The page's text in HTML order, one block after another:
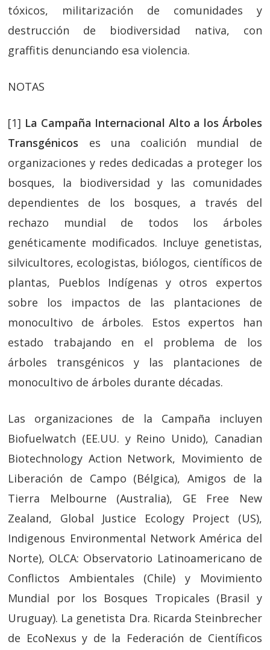
tóxicos, militarización de comunidades y
destrucción de biodiversidad nativa, con
graffitis denunciando esa violencia.
NOTAS
[1] La Campaña Internacional Alto a los Árboles
Transgénicos es una coalición mundial de
organizaciones y redes dedicadas a proteger los
bosques, la biodiversidad y las comunidades
dependientes de los bosques, a través del
rechazo mundial de todos los árboles
genéticamente modificados. Incluye genetistas,
silvicultores, ecologistas, biólogos, científicos de
plantas, Pueblos Indígenas y otros expertos
sobre los impactos de las plantaciones de
monocultivo de árboles. Estos expertos han
estado trabajando en el problema de los
árboles transgénicos y las plantaciones de
monocultivo de árboles durante décadas.
Las organizaciones de la Campaña incluyen
Biofuelwatch (EE.UU. y Reino Unido), Canadian
Biotechnology Action Network, Movimiento de
Liberación de Campo (Bélgica), Amigos de la
Tierra Melbourne (Australia), GE Free New
Zealand, Global Justice Ecology Project (US),
Indigenous Environmental Network América del
Norte), OLCA: Observatorio Latinoamericano de
Conflictos Ambientales (Chile) y Movimiento
Mundial por los Bosques Tropicales (Brasil y
Uruguay). La genetista Dra. Ricarda Steinbrecher
de EcoNexus y de la Federación de Científicos